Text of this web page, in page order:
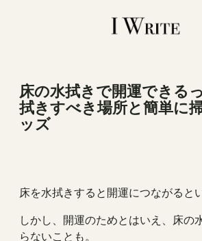
床の水拭きで開運できる
拭きすべき場所と簡単に
ッズ
床を水拭きすると開運につながると
しかし、開運のためとはいえ、床の
らないことも。